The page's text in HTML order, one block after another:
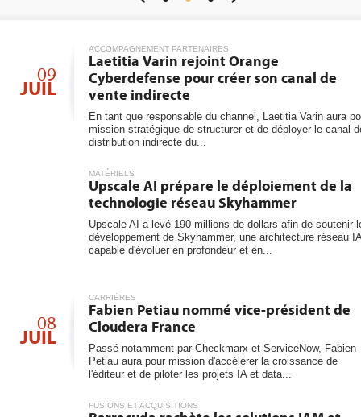
Trimestriels IBM : L'activité
les...
09
JUIL
ACCOMPAGNEMENT PARTENAIRES
Laetitia Varin rejoint Orange
Cyberdefense pour créer son canal de
vente indirecte
En tant que responsable du channel, Laetitia Varin aura
mission stratégique de structurer et de déployer le canal
distribution indirecte du...
MATÉRIELS
Upscale AI prépare le déploiement de la
technologie réseau Skyhammer
Upscale AI a levé 190 millions de dollars afin de soutenir
développement de Skyhammer, une architecture réseau IA
capable d'évoluer en profondeur et en...
08
JUIL
CARRIÈRES
Fabien Petiau nommé vice-président de
Cloudera France
Passé notamment par Checkmarx et ServiceNow, Fabien
Petiau aura pour mission d'accélérer la croissance de
l'éditeur et de piloter les projets IA et data...
FUSIONS ET ACQUISITIONS